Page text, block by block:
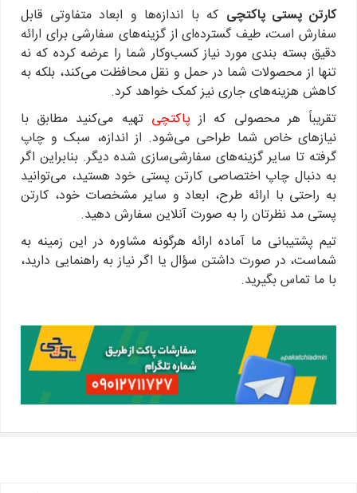
کارتن پستی پاکتچی که با اندازه‌ها و ابعاد متفاوتی قابل
سفارش است، طیف گسترده‌ای از گزینه‌های سفارشی برای ارائه
دقیق بسته بندی مورد نیاز کسب‌وکار شما را عرضه کرده که نه
تنها از محصولات شما در حمل و نقل محافظت می‌کند، بلکه به
کاهش هزینه‌های جاری نیز کمک خواهد کرد.
تقریباً هر محصولی که ازپاکتچی تهیه می‌کنید مطابق با
نیازهای خاص شما طراحی می‌شود. از اندازه، سبک و چاپ
گرفته تا سایر گزینه‌های سفارشی‌سازی شده دیگر. بنابراین اگر
به دنبال چاپ اختصاصی کارتن پستی خود هستید، می‌توانید
به راحتی با ارائه طرح، ابعاد و سایر مشخصات خود، کارتن
پستی مد نظرتان را به صورت آنلاین سفارش دهید.
تیم پشتیبانی ما آماده ارائه هرگونه مشاوره در این زمینه به
شماست، در صورت داشتن سؤال یا اگر نیاز به راهنمایی دارید،
با ما تماس بگیرید.